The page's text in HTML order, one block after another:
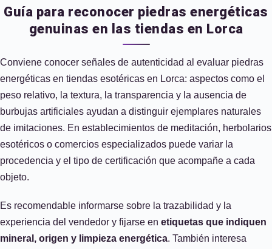
Guía para reconocer piedras energéticas
genuinas en las tiendas en Lorca
Conviene conocer señales de autenticidad al evaluar piedras
energéticas en tiendas esotéricas en Lorca: aspectos como el
peso relativo, la textura, la transparencia y la ausencia de
burbujas artificiales ayudan a distinguir ejemplares naturales
de imitaciones. En establecimientos de meditación, herbolarios
esotéricos o comercios especializados puede variar la
procedencia y el tipo de certificación que acompañe a cada
objeto.
Es recomendable informarse sobre la trazabilidad y la
experiencia del vendedor y fijarse en etiquetas que indiquen
mineral, origen y limpieza energética. También interesa